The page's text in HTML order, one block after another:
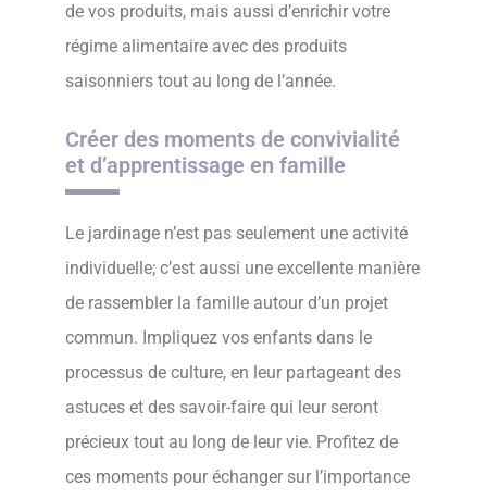
de vos produits, mais aussi d’enrichir votre
régime alimentaire avec des produits
saisonniers tout au long de l’année.
Créer des moments de convivialité
et d’apprentissage en famille
Le jardinage n’est pas seulement une activité
individuelle; c’est aussi une excellente manière
de rassembler la famille autour d’un projet
commun. Impliquez vos enfants dans le
processus de culture, en leur partageant des
astuces et des savoir-faire qui leur seront
précieux tout au long de leur vie. Profitez de
ces moments pour échanger sur l’importance